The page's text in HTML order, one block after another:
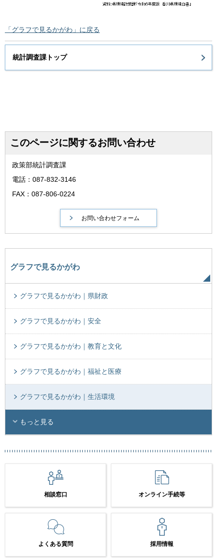
「グラフで見るかがわ」に戻る
統計調査課トップ
このページに関するお問い合わせ
政策部統計調査課
電話：087-832-3146
FAX：087-806-0224
グラフで見るかがわ
グラフで見るかがわ｜県財政
グラフで見るかがわ｜安全
グラフで見るかがわ｜教育と文化
グラフで見るかがわ｜福祉と医療
グラフで見るかがわ｜生活環境
もっと見る
相談窓口 オンライン手続等
よくある質問 採用情報